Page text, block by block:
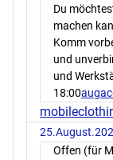
Du
machen
Komm
und
und
18:00
Offen (für